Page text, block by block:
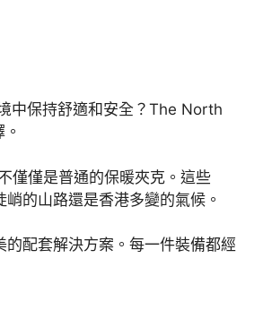
中保持舒適和安全？The North
僅僅是普通的保暖夾克。這些
的山路還是香港多變的氣候。
的配套解決方案。每一件裝備都經